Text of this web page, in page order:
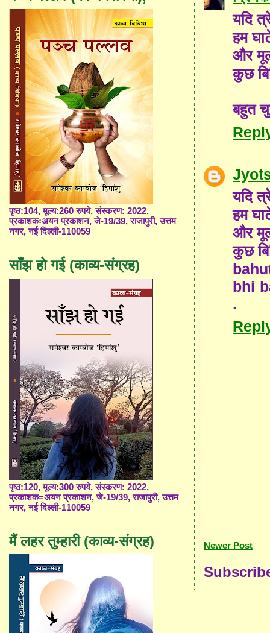
यदि
हम
और
कुछ
बहुत
यदि
हम
और
कुछ
bhi
.
Newer Post
पृष्ठ:104, मूल्य:260 रुपये, संस्करण: 2022,
प्रकाशकःअयन प्रकाशन, जे-19/39, राजापुरी, उत्तम
नगर, नई दिल्ली-110059
साँझ हो गई (काव्य-संग्रह)
पृष्ठ:120, मूल्य:300 रुपये, संस्करण: 2022,
प्रकाशक=अयन प्रकाशन, जे-19/39, राजापुरी, उत्तम
नगर, नई दिल्ली-110059
मैं लहर तुम्हारी (काव्य-संग्रह)